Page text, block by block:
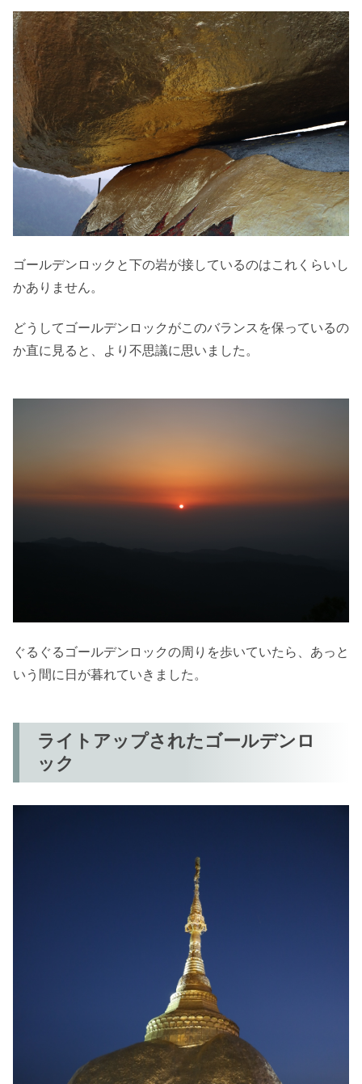
ゴールデンロックと下の岩が接しているのはこれくらいし
かありません。
どうしてゴールデンロックがこのバランスを保っているの
か直に見ると、より不思議に思いました。
ぐるぐるゴールデンロックの周りを歩いていたら、あっと
いう間に日が暮れていきました。
ライトアップされたゴールデンロ
ック